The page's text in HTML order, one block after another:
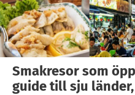
Smakresor som
guide till sju